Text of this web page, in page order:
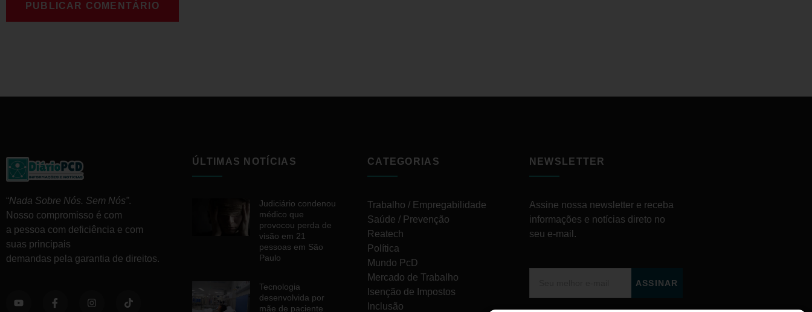
“Nada Sobre Nós. Sem Nós”.
Nosso compromisso é com
a pessoa com deficiência e com
suas principais
demandas pela garantia de direitos.
ÚLTIMAS NOTÍCIAS
Judiciário condenou
médico que
provocou perda de
visão em 21
pessoas em São
Paulo
Tecnologia
desenvolvida por
mãe de paciente
CATEGORIAS
Trabalho / Empregabilidade
Saúde / Prevenção
Reatech
Política
Mundo PcD
Mercado de Trabalho
Isenção de Impostos
Inclusão
NEWSLETTER
Assine nossa newsletter e receba
informações e notícias direto no
seu e-mail.
ASSINAR